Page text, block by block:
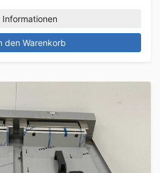
Informationen
den Warenkorb